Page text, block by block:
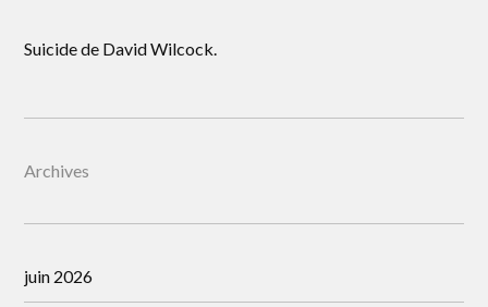
Suicide de David Wilcock.
Archives
juin 2026